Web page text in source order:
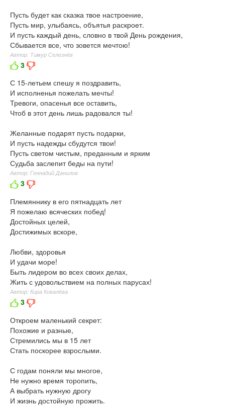
Пусть будет как сказка твое настроение,
Пусть мир, улыбаясь, объятья раскроет.
И пусть каждый день, словно в твой День рождения,
Сбывается все, что зовется мечтою!
Автор: Тимур Селезнёв
3
С 15-летьем спешу я поздравить,
И исполненья пожелать мечты!
Тревоги, опасенья все оставить,
Чтоб в этот день лишь радовался ты!
Желанные подарят пусть подарки,
И пусть надежды сбудутся твои!
Пусть светом чистым, преданным и ярким
Судьба заслепит беды на пути!
Автор: Геннадий Данилов
3
Племяннику в его пятнадцать лет
Я пожелаю всяческих побед!
Достойных целей,
Достижимых вскоре,
Любви, здоровья
И удачи море!
Быть лидером во всех своих делах,
Жить с удовольствием на полных парусах!
Автор: Кира Ковалёва
3
Откроем маленький секрет:
Похожие и разные,
Стремились мы в 15 лет
Стать поскорее взрослыми.
С годам поняли мы многое,
Не нужно время торопить,
А выбрать нужную дрогу
И жизнь достойную прожить.